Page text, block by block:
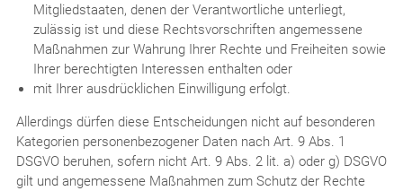
Mitgliedstaaten, denen der Verantwortliche unterliegt,
zulässig ist und diese Rechtsvorschriften angemessene
Maßnahmen zur Wahrung Ihrer Rechte und Freiheiten sowie
Ihrer berechtigten Interessen enthalten oder
mit Ihrer ausdrücklichen Einwilligung erfolgt.
Allerdings dürfen diese Entscheidungen nicht auf besonderen
Kategorien personenbezogener Daten nach Art. 9 Abs. 1
DSGVO beruhen, sofern nicht Art. 9 Abs. 2 lit. a) oder g) DSGVO
gilt und angemessene Maßnahmen zum Schutz der Rechte